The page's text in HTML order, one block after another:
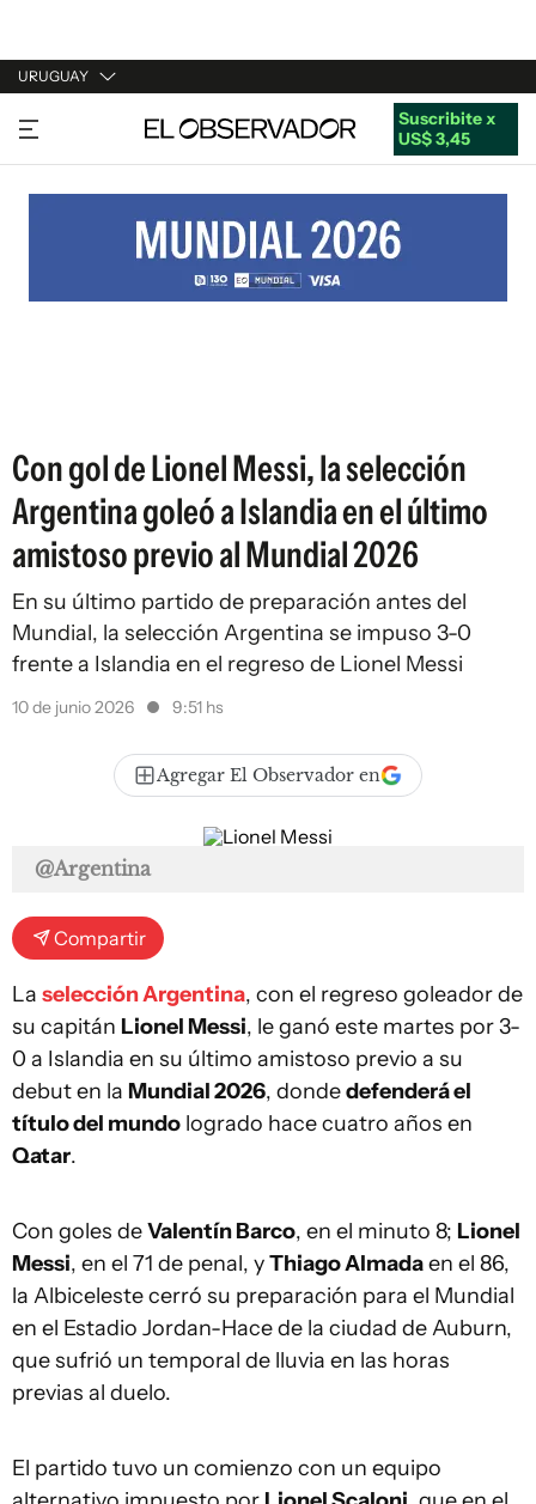
URUGUAY
URUGUAY
ARGENTINA
ESTADOS UNIDOS
Suscribite x
US$ 3,45
Con gol de Lionel Messi, la selección
Argentina goleó a Islandia en el último
amistoso previo al Mundial 2026
En su último partido de preparación antes del
Mundial, la selección Argentina se impuso 3-0
frente a Islandia en el regreso de Lionel Messi
10 de junio 2026 9:51 hs
Agregar El Observador en
@Argentina
Compartir
La selección Argentina, con el regreso goleador de
su capitán Lionel Messi, le ganó este martes por 3-
0 a Islandia en su último amistoso previo a su
debut en la Mundial 2026, dondedefenderá el
título del mundo logrado hace cuatro años en
Qatar.
Con goles deValentín Barco, en el minuto 8; Lionel
Messi, en el 71 de penal, yThiago Almadaen el 86,
la Albiceleste cerró su preparación para el Mundial
en el Estadio Jordan-Hace de la ciudad de Auburn,
que sufrió un temporal de lluvia en las horas
previas al duelo.
El partido tuvo un comienzo con un equipo